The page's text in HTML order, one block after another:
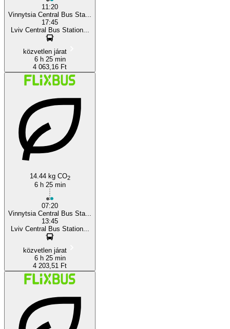
11:20
Vinnytsia Central Bus Sta...
17:45
Lviv Central Bus Station...
közvetlen járat
6 h 25 min
4 063,16 Ft
14.44 kg CO2
6 h 25 min
07:20
Vinnytsia Central Bus Sta...
13:45
Lviv Central Bus Station...
közvetlen járat
6 h 25 min
4 203,51 Ft